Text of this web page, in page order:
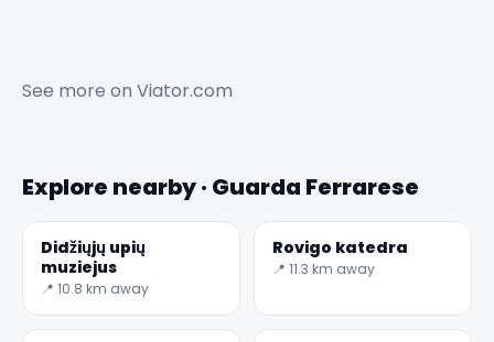
See more on Viator.com
Explore nearby · Guarda Ferrarese
Didžiųjų upių
muziejus
📍 10.8 km away
Rovigo katedra
📍 11.3 km away